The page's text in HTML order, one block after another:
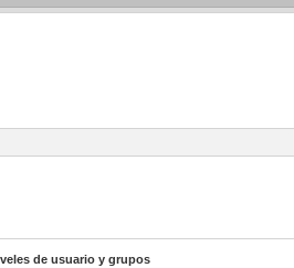
de usuario y grupos